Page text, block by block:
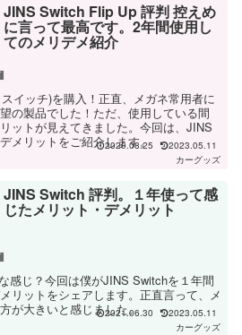
JINS Switch Flip Up 評判 控えめ
に言って最高です。2年間使用し
てのメリデメ紹介
イッチ)を購入！正直、メガネ常用者に
の製品でした！ただ、使用している間
ットが見えてきました。今回は、JINS
メリットをご紹介します。
2020.08.25
2023.05.11
カーグッズ
JINS Switch 評判。１年使って感
じたメリット・デメリット
感じ？今回は僕がJINS Switchを１年間
リットをシェアします。正直言って、メ
が大きいと感じました。
2021.06.30
2023.05.11
カーグッズ